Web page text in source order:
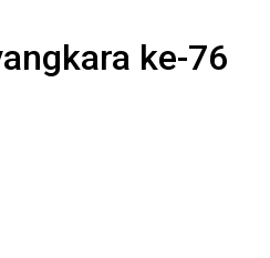
ke-76